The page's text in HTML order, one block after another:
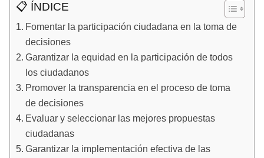
📋 ÍNDICE
Fomentar la participación ciudadana en la toma de
decisiones
Garantizar la equidad en la participación de todos
los ciudadanos
Promover la transparencia en el proceso de toma
de decisiones
Evaluar y seleccionar las mejores propuestas
ciudadanas
Garantizar la implementación efectiva de las